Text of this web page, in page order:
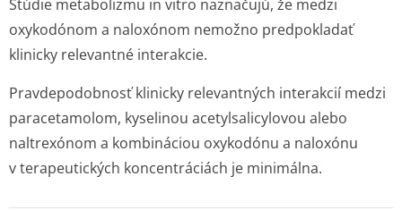
Štúdie metabolizmu in vitro naznačujú, že medzi
oxykodónom a naloxónom nemožno predpokladať
klinicky relevantné interakcie.
Pravdepodobnosť klinicky relevantných interakcií medzi
paracetamolom, kyselinou acetylsalicylovou alebo
naltrexónom a kombináciou oxykodónu a naloxónu
v terapeutických koncentráciách je minimálna.